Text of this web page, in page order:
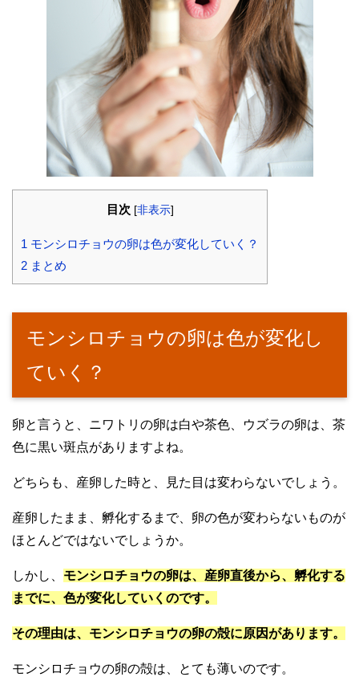
目次 [非表示]
1 モンシロチョウの卵は色が変化していく？
2 まとめ
モンシロチョウの卵は色が変化し
ていく？
卵と言うと、ニワトリの卵は白や茶色、ウズラの卵は、茶
色に黒い斑点がありますよね。
どちらも、産卵した時と、見た目は変わらないでしょう。
産卵したまま、孵化するまで、卵の色が変わらないものが
ほとんどではないでしょうか。
しかし、 モンシロチョウの卵は、産卵直後から、孵化する
までに、色が変化していくのです。
その理由は、モンシロチョウの卵の殻に原因があります。
モンシロチョウの卵の殻は、とても薄いのです。